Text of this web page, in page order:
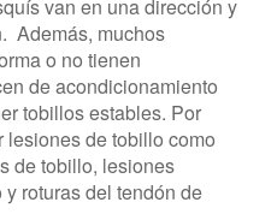
van en una dirección y
Además, muchos
o no tienen
de acondicionamiento
tobillos estables. Por
lesiones de tobillo como
de tobillo, lesiones
roturas del tendón de